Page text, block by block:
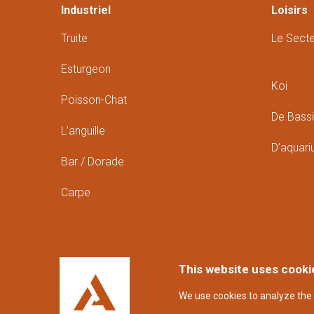
This website uses
We use cookies to analyze
Industriel
Truite
Esturgeon
Poisson-Chat
L’anguille
Bar / Dorade
Carpe
Loisirs
Le
Koi
De